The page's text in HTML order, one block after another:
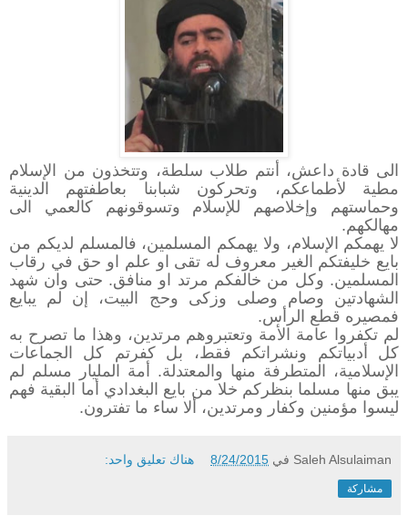
الى قادة داعش، أنتم طلاب سلطة، وتتخذون من الإسلام
مطية لأطماعكم، وتحركون شبابنا بعاطفتهم الدينية
وحماستهم وإخلاصهم للإسلام وتسوقونهم كالعمي الى
مهالكهم.
لا يهمكم الإسلام، ولا يهمكم المسلمين، فالمسلم لديكم من
بايع خليفتكم الغير معروف له تقى او علم او حق في رقاب
المسلمين. وكل من خالفكم مرتد او منافق. حتى وان شهد
الشهادتين وصام وصلى وزكى وحج البيت، إن لم يبايع
فمصيره قطع الرأس.
لم تكفروا عامة الأمة وتعتبروهم مرتدين، وهذا ما تصرح به
كل أدبياتكم ونشراتكم فقط، بل كفرتم كل الجماعات
الإسلامية، المتطرفة منها والمعتدلة. أمة المليار مسلم لم
يبق منها مسلما بنظركم خلا من بايع البغدادي أما البقية فهم
ليسوا مؤمنين وكفار ومرتدين، ألا ساء ما تفترون.
Saleh Alsulaiman في 8/24/2015 هناك تعليق واحد:
مشاركة